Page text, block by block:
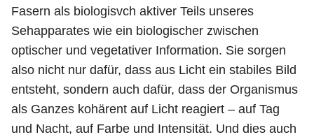
Fasern als biologisvch aktiver Teils unseres
Sehapparates wie ein biologischer zwischen
optischer und vegetativer Information. Sie sorgen
also nicht nur dafür, dass aus Licht ein stabiles Bild
entsteht, sondern auch dafür, dass der Organismus
als Ganzes kohärent auf Licht reagiert – auf Tag
und Nacht, auf Farbe und Intensität. Und dies auch